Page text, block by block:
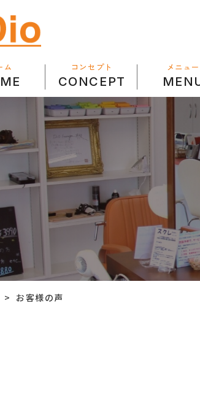
ム コンセプト
CONCEPT
メニュー
> お客様の声